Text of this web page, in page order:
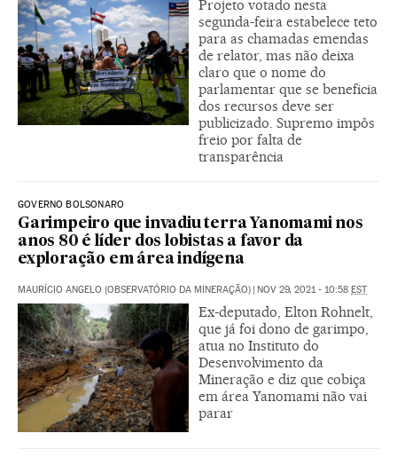
Projeto votado nesta
segunda-feira estabelece teto
para as chamadas emendas
de relator, mas não deixa
claro que o nome do
parlamentar que se beneficia
dos recursos deve ser
publicizado. Supremo impôs
freio por falta de
transparência
GOVERNO BOLSONARO
Garimpeiro que invadiu terra Yanomami nos
anos 80 é líder dos lobistas a favor da
exploração em área indígena
MAURÍCIO ANGELO (OBSERVATÓRIO DA MINERAÇÃO) | NOV 29, 2021 - 10:58 EST
Ex-deputado, Elton Rohnelt,
que já foi dono de garimpo,
atua no Instituto do
Desenvolvimento da
Mineração e diz que cobiça
em área Yanomami não vai
parar